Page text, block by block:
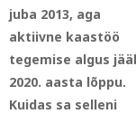
juba 2013, aga
aktiivne kaastöö
tegemise algus
2020. aasta lõppu.
Kuidas sa selleni